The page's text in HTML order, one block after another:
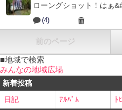
ローングショット！はぁ
(4)
前のページ
■地域で検索
みんなの地域広場
新着投稿
日記
ｱﾙﾊﾞﾑ ﾄ